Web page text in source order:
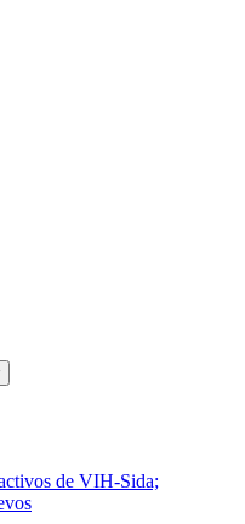
de VIH-Sida;